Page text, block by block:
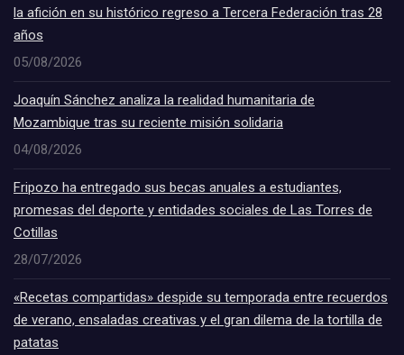
la afición en su histórico regreso a Tercera Federación tras 28
años
05/08/2026
Joaquín Sánchez analiza la realidad humanitaria de
Mozambique tras su reciente misión solidaria
04/08/2026
Fripozo ha entregado sus becas anuales a estudiantes,
promesas del deporte y entidades sociales de Las Torres de
Cotillas
28/07/2026
«Recetas compartidas» despide su temporada entre recuerdos
de verano, ensaladas creativas y el gran dilema de la tortilla de
patatas